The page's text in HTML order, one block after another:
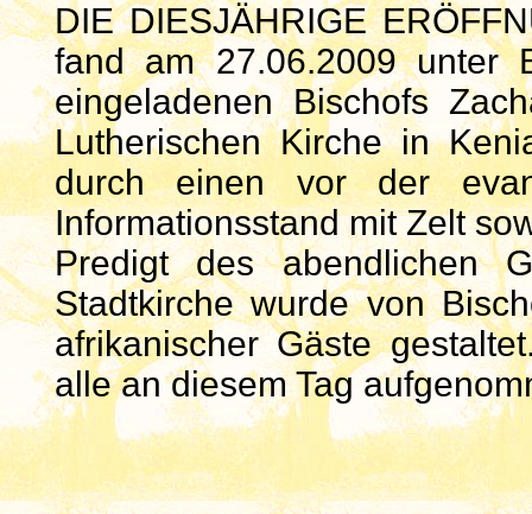
DIE DIESJÄHRIGE
fand am 27.06.2009 unter
eingeladenen Bischofs
Lutherischen Kirche in
durch einen vor der
Informationsstand mit Zelt
Predigt des abendlichen
Stadtkirche wurde von
afrikanischer Gäste
alle an diesem Tag